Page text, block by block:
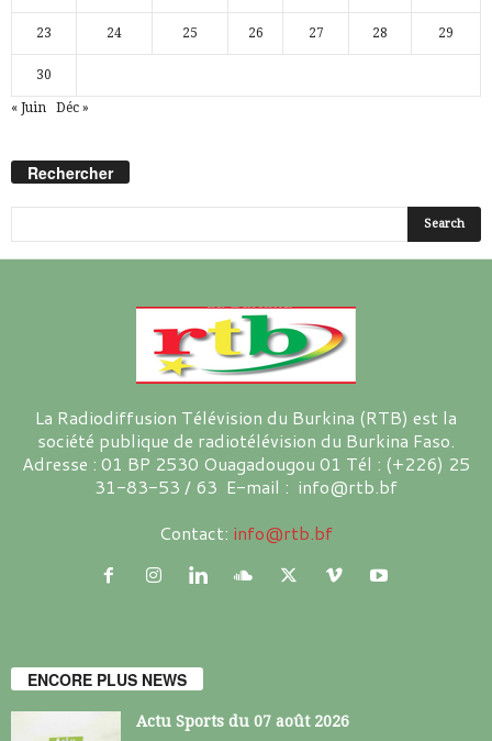
23 24 25 26 27 28 29
30
« Juin Déc »
Rechercher
La Radiodiffusion Télévision du Burkina (RTB) est la
société publique de radiotélévision du Burkina Faso.
Adresse : 01 BP 2530 Ouagadougou 01 Tél : (+226) 25
31-83-53 / 63 E-mail : info@rtb.bf
Contact: info@rtb.bf
ENCORE PLUS NEWS
Actu Sports du 07 août 2026